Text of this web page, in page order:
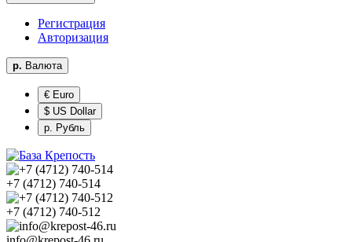
Регистрация
Авторизация
р. Валюта
€ Euro
$ US Dollar
р. Рубль
+7 (4712) 740-514
+7 (4712) 740-512